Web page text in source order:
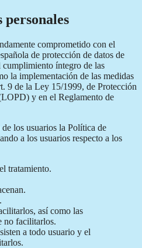
personales
comprometido con el
de protección de datos de
cumplimiento íntegro de las
la implementación de las medidas
9 de la Ley 15/1999, de Protección
y en el Reglamento de
los usuarios la Política de
a los usuarios respecto a los
tratamiento.
así como las
no facilitarlos.
a todo usuario y el